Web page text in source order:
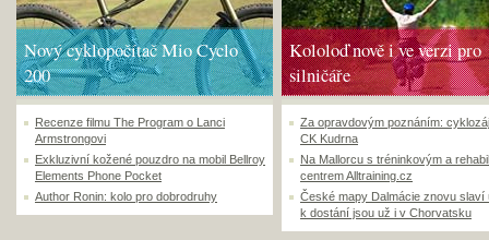
Nový cyklopočítač Mio Cyclo
200
Recenze filmu The Program o Lanci
Armstrongovi
Exkluzivní kožené pouzdro na mobil Bellroy
Elements Phone Pocket
Author Ronin: kolo pro dobrodruhy
Kololoď nově i ve verzi pro
silničáře
Za opravdovým poznáním:
CK Kudrna
Na Mallorcu s tréninkovým a
centrem Alltraining.cz
České mapy Dalmácie znovu slaví
k dostání jsou už i v Chorvatsku